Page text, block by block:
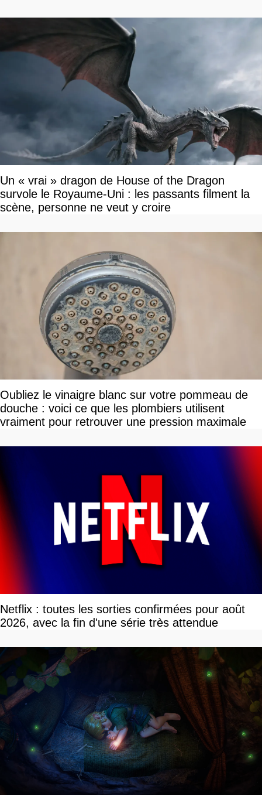
Un « vrai » dragon de House of the Dragon
survole le Royaume-Uni : les passants filment la
scène, personne ne veut y croire
Oubliez le vinaigre blanc sur votre pommeau de
douche : voici ce que les plombiers utilisent
vraiment pour retrouver une pression maximale
Netflix : toutes les sorties confirmées pour août
2026, avec la fin d'une série très attendue